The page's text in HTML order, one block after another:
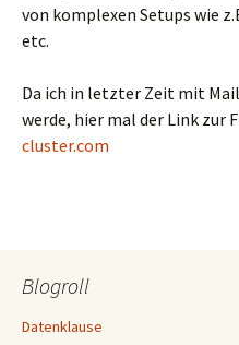
von komplexen Setups wie
etc.
Da ich in letzter Zeit mit
werde, hier mal der Link zur
cluster.com
Blogroll
Datenklause